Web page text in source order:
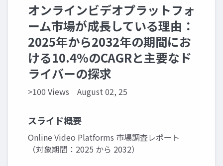
オンラインビデオプラットフォ
ーム市場が成長している理由：
2025年から2032年の期間にお
ける10.4%のCAGRと主要なド
ライバーの探求
>100 Views August 02, 25
スライド概要
Online Video Platforms 市場調査レポート
（対象期間：2025 から 2032）